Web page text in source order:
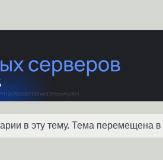
в эту тему. Тема перемещена в